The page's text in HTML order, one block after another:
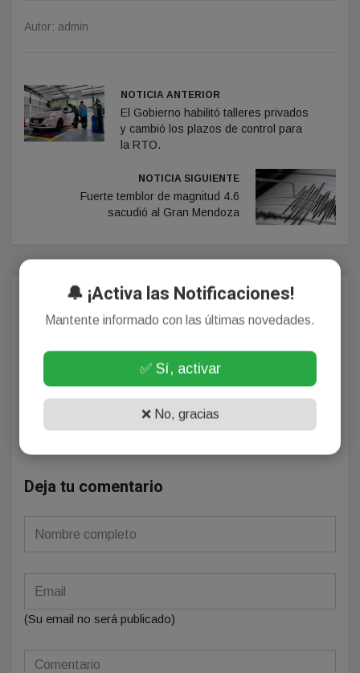
Autor: admin
NOTICIA ANTERIOR
El Gobierno habilitó talleres privados
y cambió los plazos de control para
la RTO.
NOTICIA SIGUIENTE
Fuerte temblor de magnitud 4.6
sacudió al Gran Mendoza
Comentarios
¡Sin comentarios aún!
Se el primero en comentar este artículo.
Deja tu comentario
(Su email no será publicado)
🔔 ¡Activa las Notificaciones!
Mantente informado con las últimas novedades.
✅ Sí, activar
❌ No, gracias